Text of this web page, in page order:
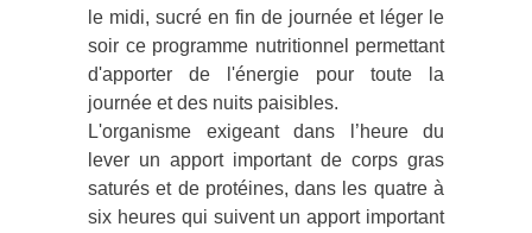
le midi, sucré en fin de journée et léger le
soir ce programme nutritionnel permettant
d'apporter de l'énergie pour toute la
journée et des nuits paisibles.
L'organisme exigeant dans l’heure du
lever un apport important de corps gras
saturés et de protéines, dans les quatre à
six heures qui suivent un apport important